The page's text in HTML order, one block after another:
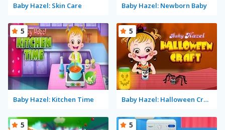
Baby Hazel: Skin Care Baby Hazel: Newborn Baby
Baby Hazel: Kitchen Time
5
Baby Hazel: Halloween Crafts
5
5 5